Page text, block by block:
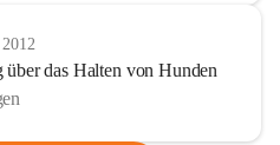
über das Halten von Hunden